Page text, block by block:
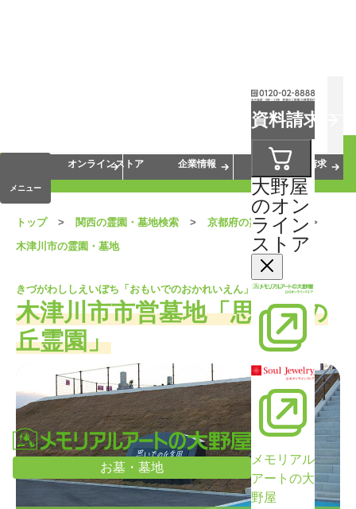
お墓・墓地
資料請求
大野屋
のオン
ライン
ストア
メモリアル
アートの大
野屋
メニュー
会員サービス
オンラインストア
企業情報 資料請求
トップ 関西の霊園・墓地検索
京都府の霊園・墓地
木津川市の霊園・墓地
きづがわししえいぼち「おもいでのおかれいえん」
木津川市市営墓地「思いでの
丘霊園」